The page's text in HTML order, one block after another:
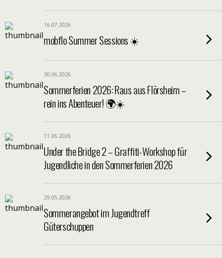
16.07.2026
mobflo Summer Sessions ☀️
30.06.2026
Sommerferien 2026: Raus aus Flörsheim –
rein ins Abenteuer! 🌍☀️
11.06.2026
Under the Bridge 2 – Graffiti-Workshop für
Jugendliche in den Sommerferien 2026
29.05.2026
Sommerangebot im Jugendtreff
Güterschuppen